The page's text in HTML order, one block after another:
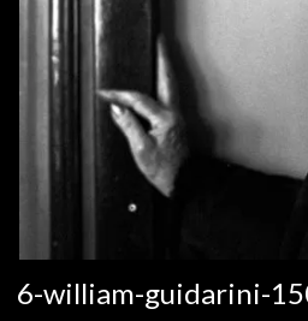
6-william-guidarini-